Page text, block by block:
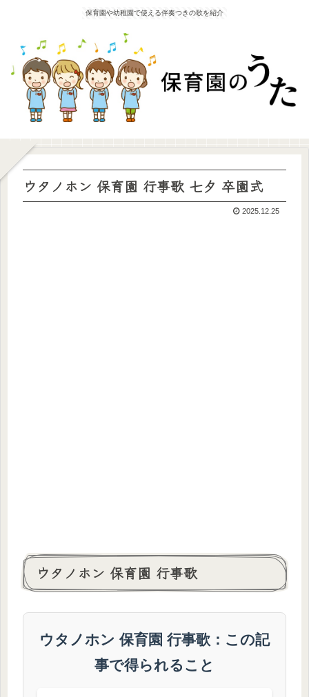
保育園や幼稚園で使える伴奏つきの歌を紹介
ウタノホン 保育園 行事歌 七夕 卒園式
2025.12.25
ウタノホン 保育園 行事歌
ウタノホン 保育園 行事歌：この記
事で得られること